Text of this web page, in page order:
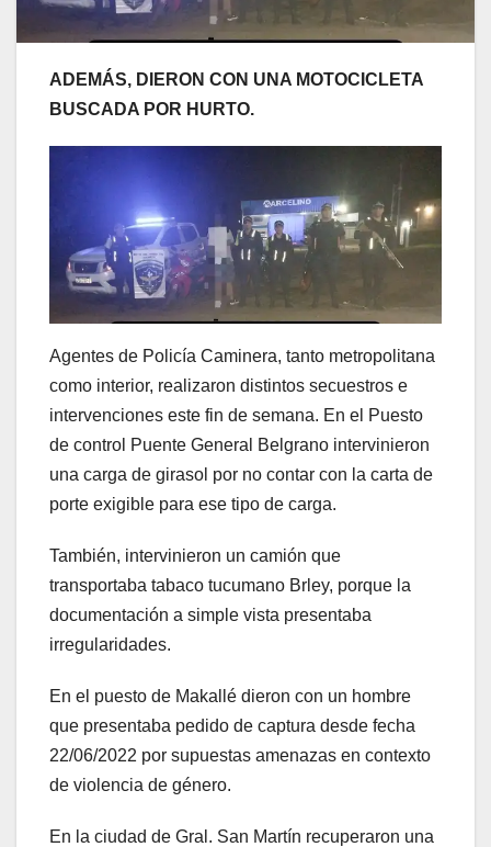
ADEMÁS, DIERON CON UNA MOTOCICLETA
BUSCADA POR HURTO.
Agentes de Policía Caminera, tanto metropolitana
como interior, realizaron distintos secuestros e
intervenciones este fin de semana. En el Puesto
de control Puente General Belgrano intervinieron
una carga de girasol por no contar con la carta de
porte exigible para ese tipo de carga.
También, intervinieron un camión que
transportaba tabaco tucumano Brley, porque la
documentación a simple vista presentaba
irregularidades.
En el puesto de Makallé dieron con un hombre
que presentaba pedido de captura desde fecha
22/06/2022 por supuestas amenazas en contexto
de violencia de género.
En la ciudad de Gral. San Martín recuperaron una